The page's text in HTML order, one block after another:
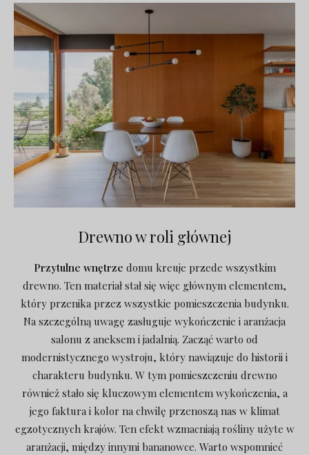
Drewno w roli głównej
Przytulne wnętrze domu kreuje przede wszystkim
drewno. Ten materiał stał się więc głównym elementem,
który przenika przez wszystkie pomieszczenia budynku.
Na szczególną uwagę zasługuje wykończenie i aranżacja
salonu z aneksem i jadalnią. Zacząć warto od
modernistycznego wystroju, który nawiązuje do historii i
charakteru budynku. W tym pomieszczeniu drewno
również stało się kluczowym elementem wykończenia, a
jego faktura i kolor na chwilę przenoszą nas w klimat
egzotycznych krajów. Ten efekt wzmacniają rośliny użyte w
aranżacji, między innymi bananowce. Warto wspomnieć